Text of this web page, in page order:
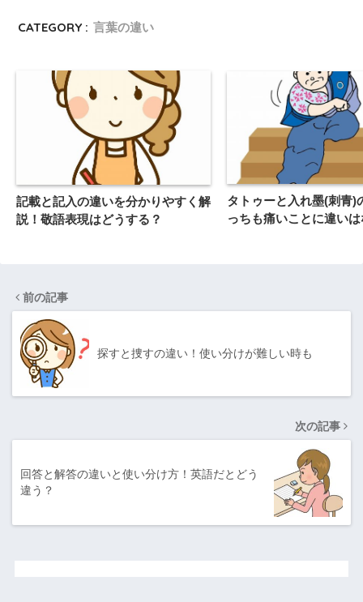
CATEGORY : 言葉の違い
記載と記入の違いを分かりやすく解
説！敬語表現はどうする？
タトゥーと入れ墨(刺青)
っちも痛いことに違い
前の記事
探すと捜すの違い！使い分けが難しい時も
次の記事
回答と解答の違いと使い分け方！英語だとどう
違う？